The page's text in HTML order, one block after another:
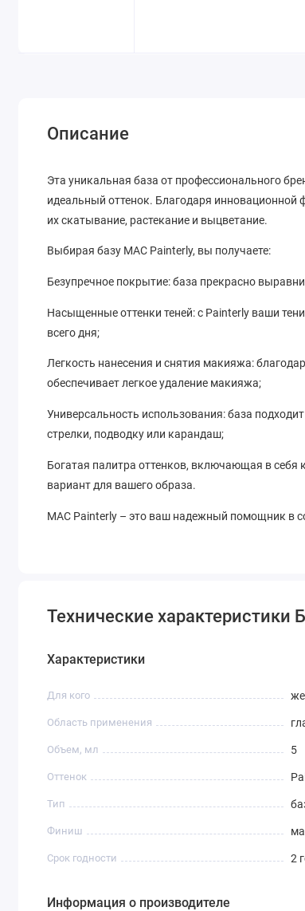
Описание
Эта уникальная база от профессионального
идеальный оттенок. Благодаря инновационной
их скатывание, растекание и выцветание.
Выбирая базу MAC Painterly, вы получаете:
Безупречное покрытие: база прекрасно
Насыщенные оттенки теней: с Painterly ваши
всего дня;
Легкость нанесения и снятия макияжа:
обеспечивает легкое удаление макияжа;
Универсальность использования: база
стрелки, подводку или карандаш;
Богатая палитра оттенков, включающая в себя
вариант для вашего образа.
MAC Painterly – это ваш надежный помощник в
Технические характеристики
Характеристики
Для кого
Область применения
Объем, мл 5
Оттенок
Тип
Финиш
Срок годности 2
Информация о производителе